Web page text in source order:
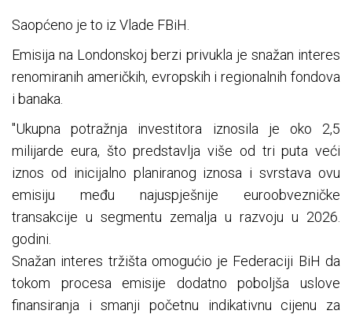
Saopćeno je to iz Vlade FBiH.
Emisija na Londonskoj berzi privukla je snažan interes
renomiranih američkih, evropskih i regionalnih fondova
i banaka.
"Ukupna potražnja investitora iznosila je oko 2,5
milijarde eura, što predstavlja više od tri puta veći
iznos od inicijalno planiranog iznosa i svrstava ovu
emisiju među najuspješnije euroobvezničke
transakcije u segmentu zemalja u razvoju u 2026.
godini.
Snažan interes tržišta omogućio je Federaciji BiH da
tokom procesa emisije dodatno poboljša uslove
finansiranja i smanji početnu indikativnu cijenu za